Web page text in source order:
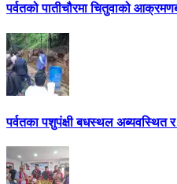
पर्वतको पातीचौरमा चितुवाको
पर्वतका पशुपंक्षी बधस्थल अब्यवस्थित र